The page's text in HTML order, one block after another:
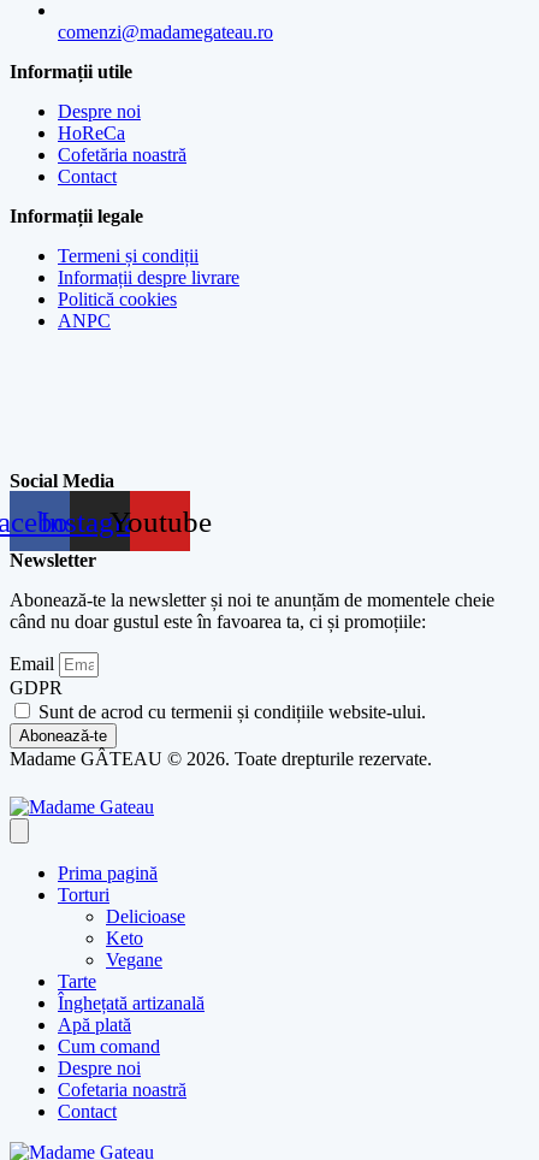
comenzi@madamegateau.ro
Informații utile
Despre noi
HoReCa
Cofetăria noastră
Contact
Informații legale
Termeni și condiții
Informații despre livrare
Politică cookies
ANPC
Social Media
InstagramYoutube
Newsletter
Abonează-te la newsletter și noi te anunțăm de momentele cheie
când nu doar gustul este în favoarea ta, ci și promoțiile:
Email
GDPR
Sunt de acrod cu termenii și condițiile website-ului.
Abonează-te
Madame GÂTEAU © 2026. Toate drepturile rezervate.
Prima pagină
Torturi
Delicioase
Keto
Vegane
Tarte
Înghețată artizanală
Apă plată
Cum comand
Despre noi
Cofetaria noastră
Contact